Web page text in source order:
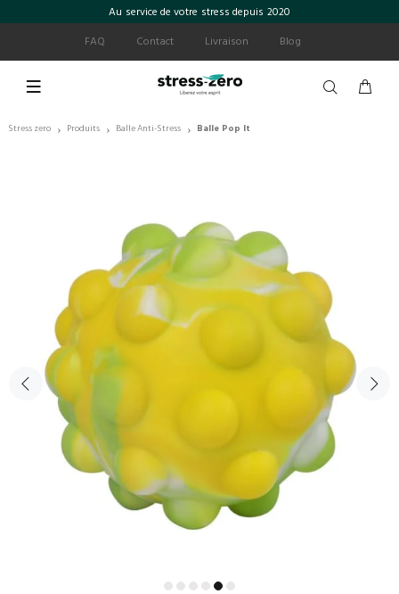
Au service de votre stress depuis 2020
FAQ
Contact Livraison Blog
Stress zero › Produits › Balle Anti-Stress › Balle Pop It